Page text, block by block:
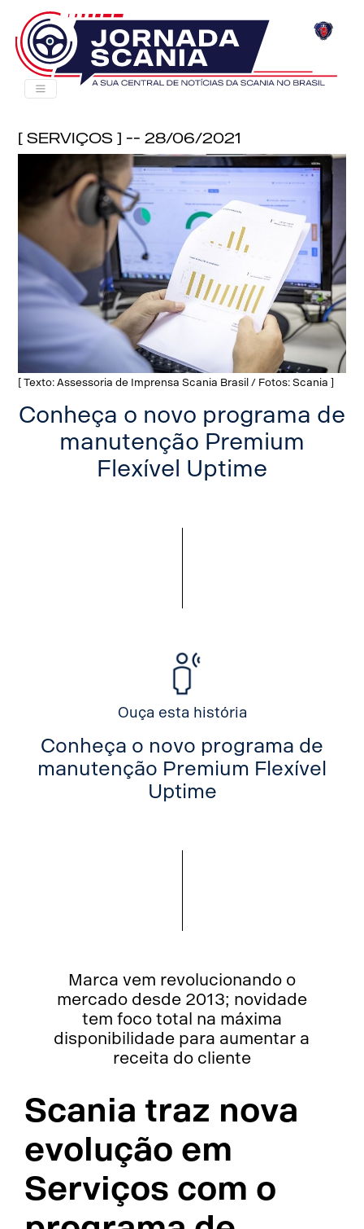
[ Serviços ] -- 28/06/2021
[ Texto: Assessoria de Imprensa Scania Brasil / Fotos: Scania ]
Conheça o novo programa de
manutenção Premium
Flexível Uptime
Ouça esta história
Conheça o novo programa de
manutenção Premium Flexível
Uptime
Marca vem revolucionando o
mercado desde 2013; novidade
tem foco total na máxima
disponibilidade para aumentar a
receita do cliente
Scania traz nova
evolução em
Serviços com o